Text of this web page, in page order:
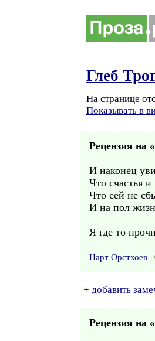
Глеб
На странице
Показывать в
Рецензия на «
И наконец
Что счастья
Что сей не
И на пол
Я где то
Нарт Орстхоев
+ добавить
Рецензия на «